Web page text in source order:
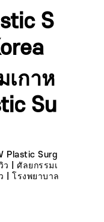
S
เกาห
Su
Plastic Surg
| ศัลยกรรมเ
| โรงพยาบาล